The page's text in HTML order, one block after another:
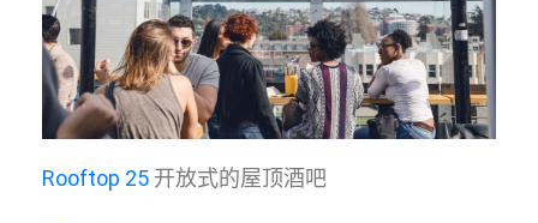
Rooftop 25 开放式的屋顶酒吧